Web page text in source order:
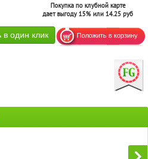
Покупка по клубной карте
дает выгоду 15% или 14.25 руб